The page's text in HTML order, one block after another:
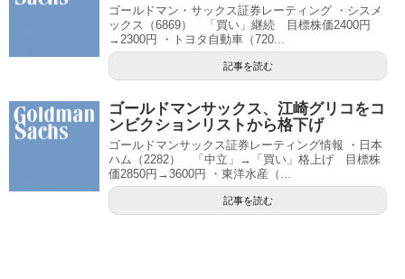
ゴールドマン・サックス証券レーティング ・シスメ
ックス（6869） 「買い」継続 目標株価2400円
→2300円 ・トヨタ自動車（720...
記事を読む
ゴールドマンサックス、江崎グリコをコ
ンビクションリストから格下げ
ゴールドマンサックス証券レーティング情報 ・日本
ハム（2282） 「中立」→「買い」格上げ 目標株
価2850円→3600円 ・東洋水産（...
記事を読む